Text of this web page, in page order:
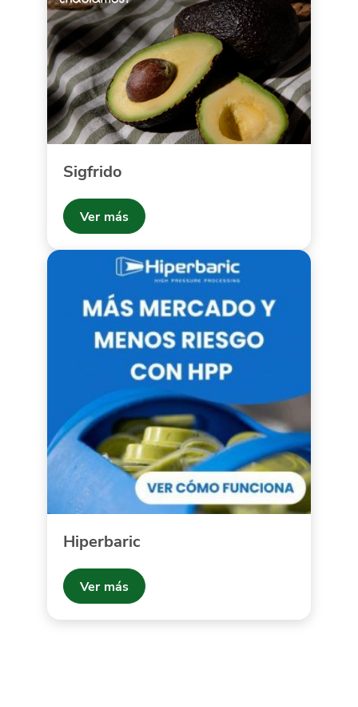
Sigfrido
Ver más
Hiperbaric
Ver más